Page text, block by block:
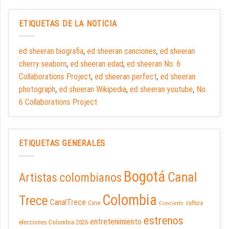
ETIQUETAS DE LA NOTICIA
ed sheeran biografia, ed sheeran canciones, ed sheeran
cherry seaborn, ed sheeran edad, ed sheeran No. 6
Collaborations Project, ed sheeran perfect, ed sheeran
photograph, ed sheeran Wikipedia, ed sheeran youtube, No.
6 Collaborations Project
ETIQUETAS GENERALES
Artistas colombianos Bogotá Canal
Trece CanalTrece Cine Colombia Concierto cultura
elecciones Colombia 2026 entretenimiento estrenos